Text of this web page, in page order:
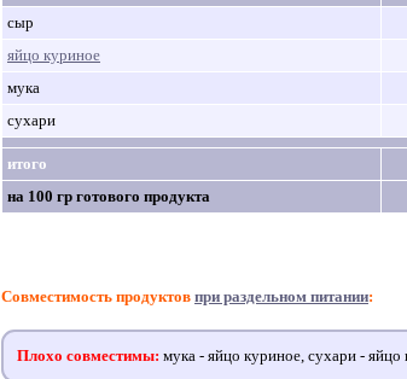
сыр
яйцо куриное
мука
сухари
итого
на 100 гр готового продукта
Совместимость продуктов при раздельном питании:
Плохо совместимы: мука - яйцо куриное, сухари - яйцо